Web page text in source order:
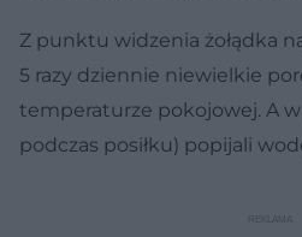
Z punktu widzenia żołądka
5 razy dziennie niewielkie
temperaturze pokojowej. A
podczas posiłku) popijali